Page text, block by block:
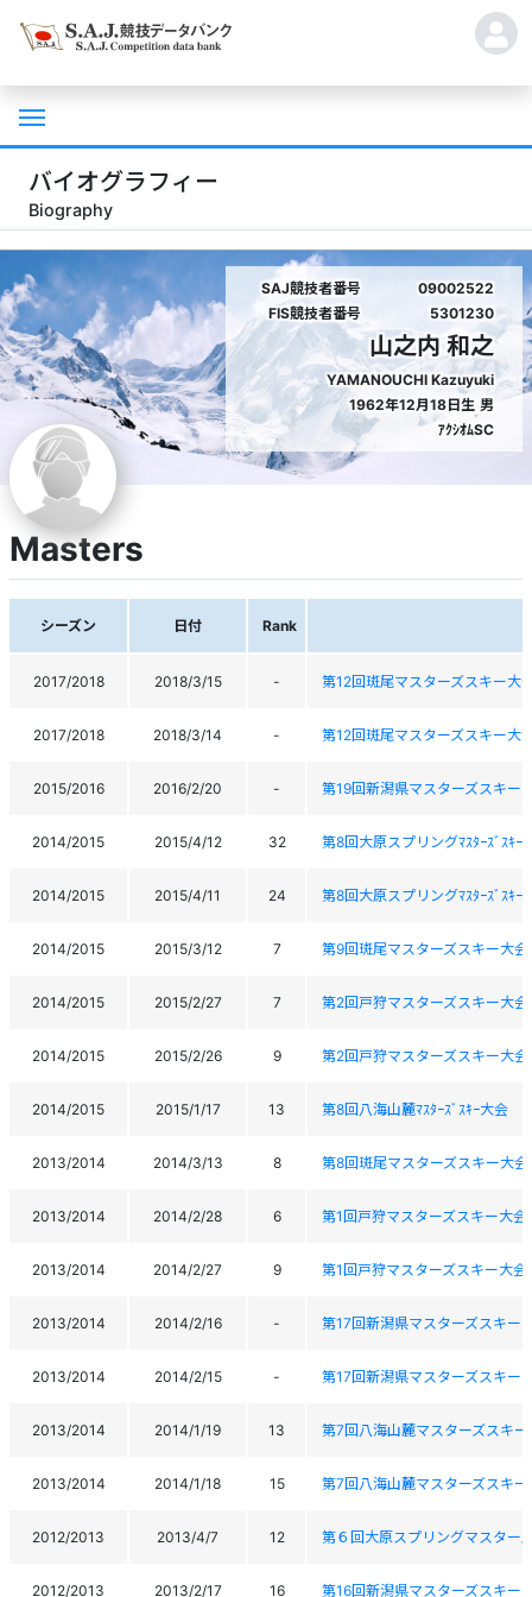
バイオグラフィー
Biography
SAJ競技者番号
09002522
FIS競技者番号
5301230
山之内 和之
YAMANOUCHI Kazuyuki
1962年12月18日生 男
ｱｸｼｵﾑSC
Masters
シーズン 日付 Rank
2017/2018 2018/3/15 - 第12回斑尾マスターズスキー大
2017/2018 2018/3/14 - 第12回斑尾マスターズスキー大
2015/2016 2016/2/20 - 第19回新潟県マスターズスキー
2014/2015 2015/4/12 32 第8回大原スプリングﾏｽﾀｰｽﾞｽｷｰ
2014/2015 2015/4/11 24 第8回大原スプリングﾏｽﾀｰｽﾞｽｷｰ
2014/2015 2015/3/12 7 第9回斑尾マスターズスキー大会
2014/2015 2015/2/27 7 第2回戸狩マスターズスキー大会
2014/2015 2015/2/26 9 第2回戸狩マスターズスキー大会
2014/2015 2015/1/17 13 第8回八海山麓ﾏｽﾀｰｽﾞｽｷｰ大会
2013/2014 2014/3/13 8 第8回斑尾マスターズスキー大会
2013/2014 2014/2/28 6 第1回戸狩マスターズスキー大会
2013/2014 2014/2/27 9 第1回戸狩マスターズスキー大会
2013/2014 2014/2/16 - 第17回新潟県マスターズスキー
2013/2014 2014/2/15 - 第17回新潟県マスターズスキー
2013/2014 2014/1/19 13 第7回八海山麓マスターズスキー
2013/2014 2014/1/18 15 第7回八海山麓マスターズスキー
2012/2013 2013/4/7 12 第６回大原スプリングマスター
2012/2013 2013/2/17 16 第16回新潟県マスターズスキー